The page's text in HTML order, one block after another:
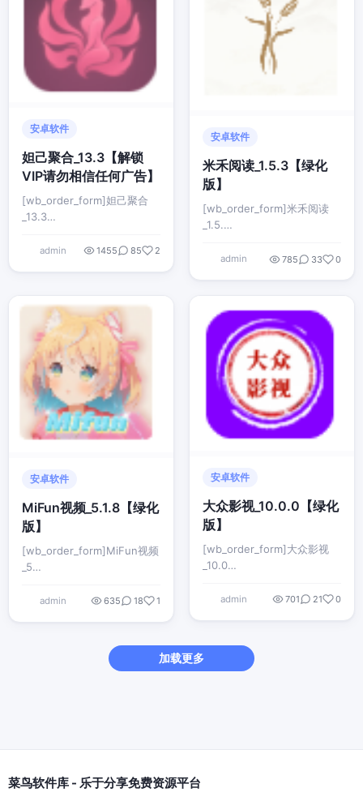
安卓软件
妲己聚合_13.3【解锁
VIP请勿相信任何广告】
[wb_order_form]妲己聚合
_13.3…
admin 1455 85 2
安卓软件
米禾阅读_1.5.3【绿化
版】
[wb_order_form]米禾阅读
_1.5.…
admin 785 33 0
安卓软件
MiFun视频_5.1.8【绿化
版】
[wb_order_form]MiFun视频
_5…
admin 635 18 1
安卓软件
大众影视_10.0.0【绿化
版】
[wb_order_form]大众影视
_10.0…
admin 701 21 0
加载更多
菜鸟软件库 - 乐于分享免费资源平台